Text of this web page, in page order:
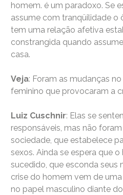
homem. é um paradoxo. Se
assume com tranqüilidade o
tem uma relação afetiva
constrangida quando
casa.
Veja: Foram as mudanças
feminino que provocaram a
Luiz Cuschnir: Elas se
responsáveis, mas não
sociedade, que estabelece
sexos. Ainda se espera que
sucedido, que esconda seus
crise do homem vem de
no papel masculino diante